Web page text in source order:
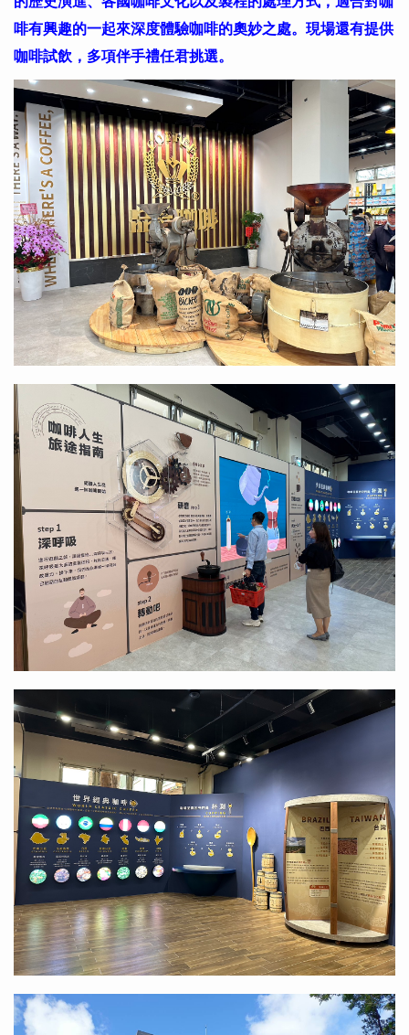
啡有興趣的一起來深度體驗咖啡的奧妙之處。現場還有提供
咖啡試飲，多項伴手禮任君挑選。